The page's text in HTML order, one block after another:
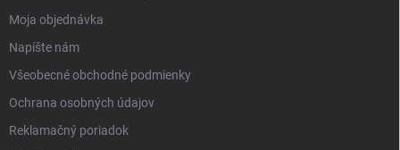
Moja objednávka
Napíšte nám
Všeobecné obchodné podmienky
Ochrana osobných údajov
Reklamačný poriadok